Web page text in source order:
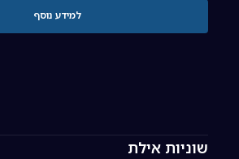
שוניות אילת
למידע נוסף